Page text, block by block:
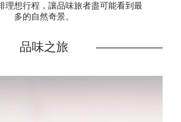
理想行程，讓品味旅者盡可能看到最
多的自然奇景。
品味之旅